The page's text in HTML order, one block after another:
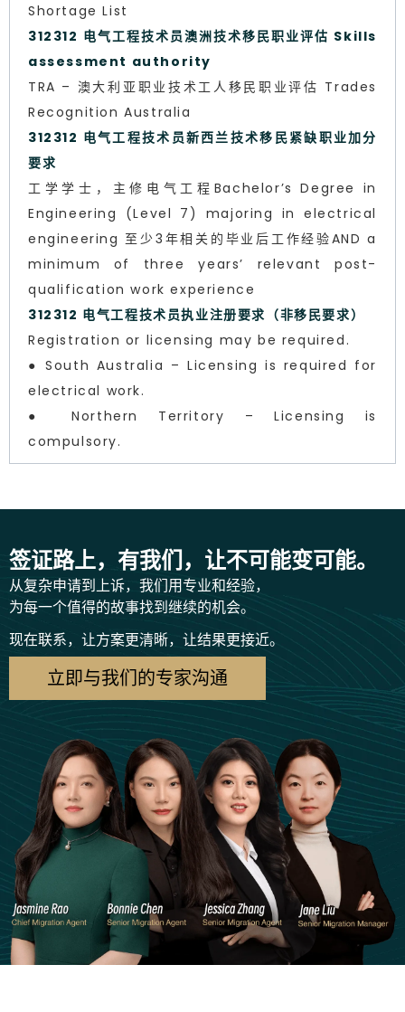
Shortage List
312312 电气工程技术员澳洲技术移民职业评估 Skills
assessment authority
TRA – 澳大利亚职业技术工人移民职业评估 Trades
Recognition Australia
312312 电气工程技术员新西兰技术移民紧缺职业加分
要求
工学学士，主修电气工程Bachelor’s Degree in
Engineering (Level 7) majoring in electrical
engineering 至少3年相关的毕业后工作经验AND a
minimum of three years’ relevant post-
qualification work experience
312312 电气工程技术员执业注册要求（非移民要求）
Registration or licensing may be required.
● South Australia – Licensing is required for
electrical work.
● Northern Territory – Licensing is
compulsory.
签证路上，有我们，让不可能变可能。
从复杂申请到上诉，我们用专业和经验，
为每一个值得的故事找到继续的机会。
现在联系，让方案更清晰，让结果更接近。
立即与我们的专家沟通